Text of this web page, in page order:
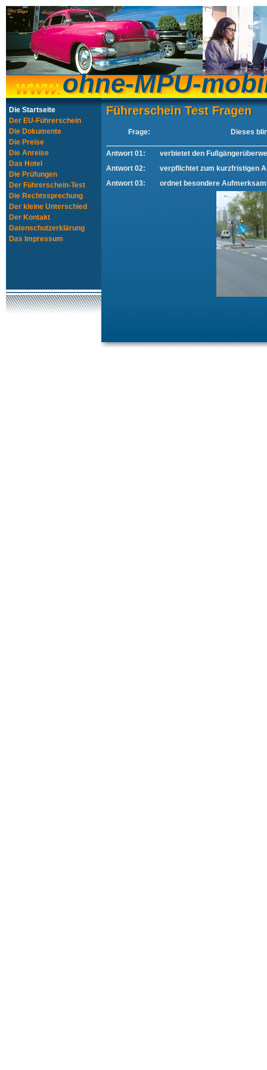
ohne-MPU-
ohne-MPU-
Die Startseite
Der EU-Führerschein
Die Dokumente
Die Preise
Die Anreise
Das Hotel
Die Prüfungen
Der Führerschein-Test
Die Rechtssprechung
Der kleine Unterschied
Der Kontakt
Datenschutzerklärung
Das Impressum
Führerschein Test Fragen
Führerschein Test Fragen
Frage: Dieses
Antwort 01:
verbietet den
Antwort 02:
verpflichtet zum kurzfristigen
Antwort 03:
ordnet besondere